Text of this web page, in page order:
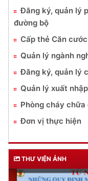
Đăng ký, quản lý
đường bộ
Cấp thẻ Căn
Quản lý ngành
Đăng ký, quản lý
Quản lý xuất
Phòng cháy chữa
Đơn vị thực hiện
THƯ VIỆN ẢNH